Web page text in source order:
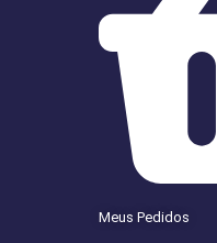
Meus Pedidos